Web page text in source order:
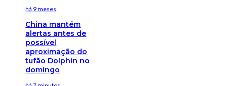
há 9 meses
China mantém
alertas antes de
possível
aproximação do
tufão Dolphin no
domingo